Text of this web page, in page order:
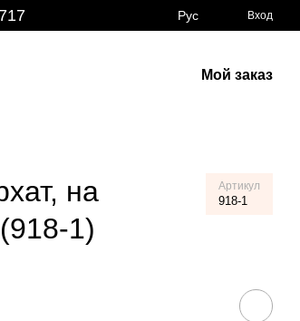
Рус Вход
Мой заказ
на
1)
Артикул
918-1